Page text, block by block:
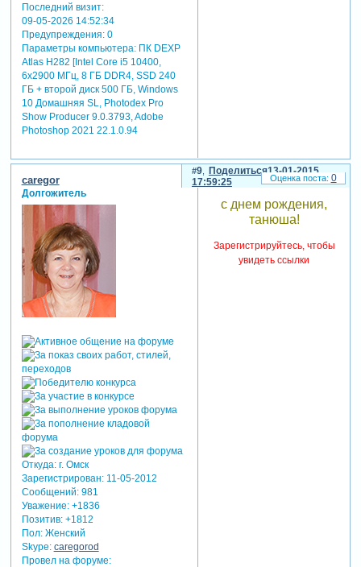
Последний визит:
09-05-2026 14:52:34
Предупреждения:0
Параметры компьютера:ПК DEXP
Atlas H282 [Intel Core i5 10400,
6x2900 МГц, 8 ГБ DDR4, SSD 240
ГБ + второй диск 500 ГБ, Windows
10 Домашняя SL, Photodex Pro
Show Producer 9.0.3793, Adobe
Photoshop 2021 22.1.0.94
Поделиться
9
13-01-2015
17:59:25
caregor
Долгожитель
Откуда:г. Омск
Зарегистрирован: 11-05-2012
Сообщений:981
Уважение: +1836
Позитив: +1812
Пол:Женский
Skype: caregorod
Провел на форуме:
с днем рождения,
танюша!
Зарегистрируйтесь, чтобы
увидеть ссылки
0